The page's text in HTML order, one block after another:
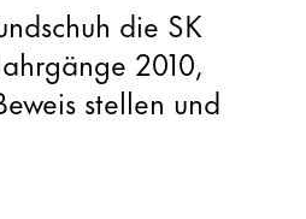
die SK
2010,
stellen und